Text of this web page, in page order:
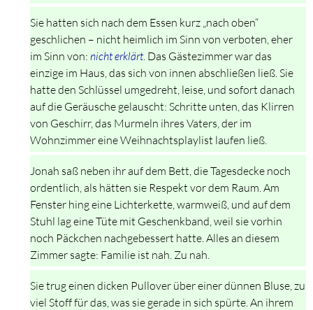
Sie hatten sich nach dem Essen kurz „nach oben“
geschlichen – nicht heimlich im Sinn von verboten, eher
im Sinn von: nicht erklärt. Das Gästezimmer war das
einzige im Haus, das sich von innen abschließen ließ. Sie
hatte den Schlüssel umgedreht, leise, und sofort danach
auf die Geräusche gelauscht: Schritte unten, das Klirren
von Geschirr, das Murmeln ihres Vaters, der im
Wohnzimmer eine Weihnachtsplaylist laufen ließ.
Jonah saß neben ihr auf dem Bett, die Tagesdecke noch
ordentlich, als hätten sie Respekt vor dem Raum. Am
Fenster hing eine Lichterkette, warmweiß, und auf dem
Stuhl lag eine Tüte mit Geschenkband, weil sie vorhin
noch Päckchen nachgebessert hatte. Alles an diesem
Zimmer sagte: Familie ist nah. Zu nah.
Sie trug einen dicken Pullover über einer dünnen Bluse, zu
viel Stoff für das, was sie gerade in sich spürte. An ihrem